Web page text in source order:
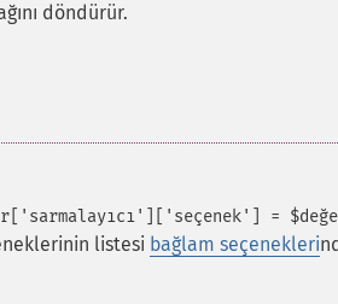
döndürür.
=
listesi bağlam seçenekleri